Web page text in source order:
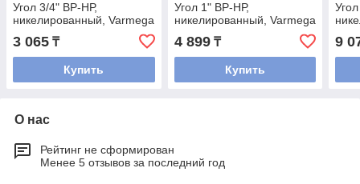
Угол 3/4" ВР-НР,
никелированный, Varmega
3 065 ₸
Купить
Угол 1" ВР-НР,
никелированный, Varmega
4 899₸
Купить
9
О нас
Рейтинг не сформирован
Менее 5 отзывов за последний год